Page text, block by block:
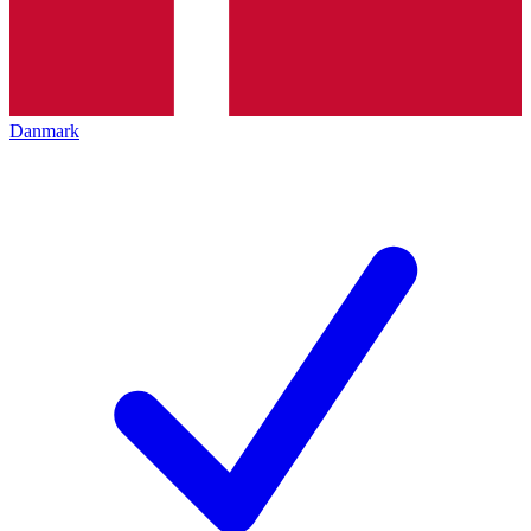
Danmark